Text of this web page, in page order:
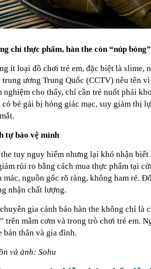
chỉ thực phẩm, hàn the còn “núp
ít loại đồ chơi trẻ em, đặc biệt là
ương Trung Quốc (CCTV) nêu tên
nghiệm cho thấy, chỉ cần trẻ nuốt phải
có bé gái bị hỏng giác mạc, suy giảm thị
tự bảo vệ mình
tuy nguy hiểm nhưng lại khó nhận
rủi ro bằng cách mua thực phẩm tại
mác, nguồn gốc rõ ràng, không ham rẻ.
nhận chất lượng.
gia cảnh báo hàn the không chỉ là
trên mâm cơm và trong trò chơi trẻ em.
bản thân và gia đình.
và ảnh: Sohu